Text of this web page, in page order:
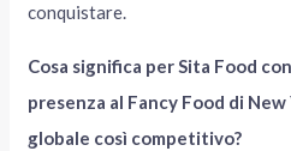
conquistare.
Cosa significa per Sita Food
presenza al Fancy Food di
globale così competitivo?